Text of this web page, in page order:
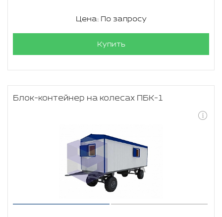
Цена: По запросу
Купить
Блок-контейнер на колесах ПБК-1